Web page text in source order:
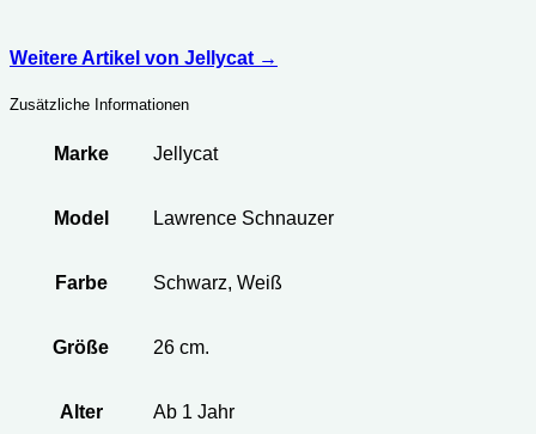
Weitere Artikel von Jellycat →
Zusätzliche Informationen
Marke Jellycat
Model Lawrence Schnauzer
Farbe Schwarz, Weiß
Größe 26 cm.
Alter Ab 1 Jahr